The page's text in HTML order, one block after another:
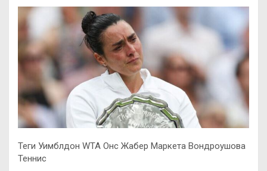
Теги Уимблдон WTA Онс Жабер Маркета Вондроушова
Теннис